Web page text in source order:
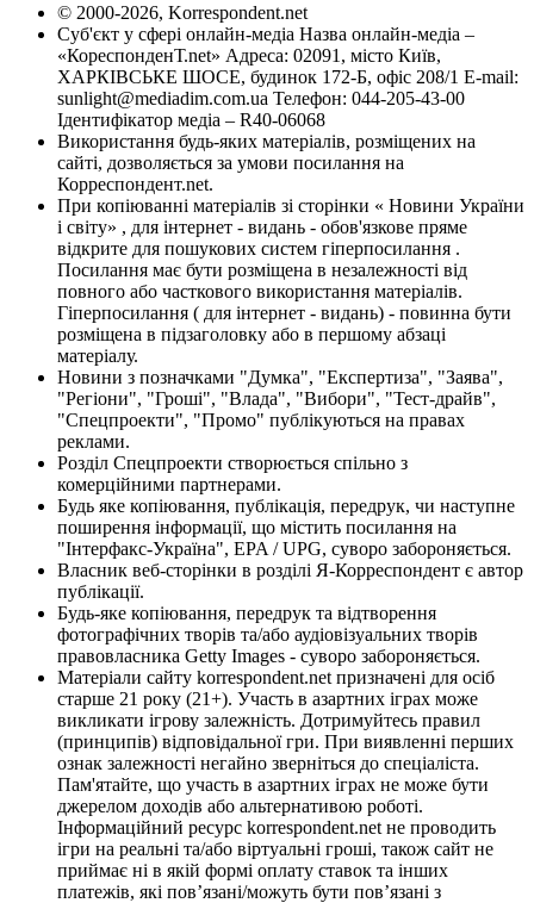
© 2000-2026, Korrespondent.net
Суб'єкт у сфері онлайн-медіа Назва онлайн-медіа –
«КореспонденТ.net» Адреса: 02091, місто Київ,
ХАРКІВСЬКЕ ШОСЕ, будинок 172-Б, офіс 208/1 E-mail:
sunlight@mediadim.com.ua Телефон: 044-205-43-00
Ідентифікатор медіа – R40-06068
Використання будь-яких матеріалів, розміщених на
сайті, дозволяється за умови посилання на
Корреспондент.net.
При копіюванні матеріалів зі сторінки « Новини України
і світу» , для інтернет - видань - обов'язкове пряме
відкрите для пошукових систем гіперпосилання .
Посилання має бути розміщена в незалежності від
повного або часткового використання матеріалів.
Гіперпосилання ( для інтернет - видань) - повинна бути
розміщена в підзаголовку або в першому абзаці
матеріалу.
Новини з позначками "Думка", "Експертиза", "Заява",
"Регіони", "Гроші", "Влада", "Вибори", "Тест-драйв",
"Спецпроекти", "Промо" публікуються на правах
реклами.
Розділ Спецпроекти створюється спільно з
комерційними партнерами.
Будь яке копіювання, публікація, передрук, чи наступне
поширення інформації, що містить посилання на
"Інтерфакс-Україна", EPA / UPG, суворо забороняється.
Власник веб-сторінки в розділі Я-Корреспондент є автор
публікації.
Будь-яке копіювання, передрук та відтворення
фотографічних творів та/або аудіовізуальних творів
правовласника Getty Images - суворо забороняється.
Матеріали сайту korrespondent.net призначені для осіб
старше 21 року (21+). Участь в азартних іграх може
викликати ігрову залежність. Дотримуйтесь правил
(принципів) відповідальної гри. При виявленні перших
ознак залежності негайно зверніться до спеціаліста.
Пам'ятайте, що участь в азартних іграх не може бути
джерелом доходів або альтернативою роботі.
Інформаційний ресурс korrespondent.net не проводить
ігри на реальні та/або віртуальні гроші, також сайт не
приймає ні в якій формі оплату ставок та інших
платежів, які пов’язані/можуть бути пов’язані з